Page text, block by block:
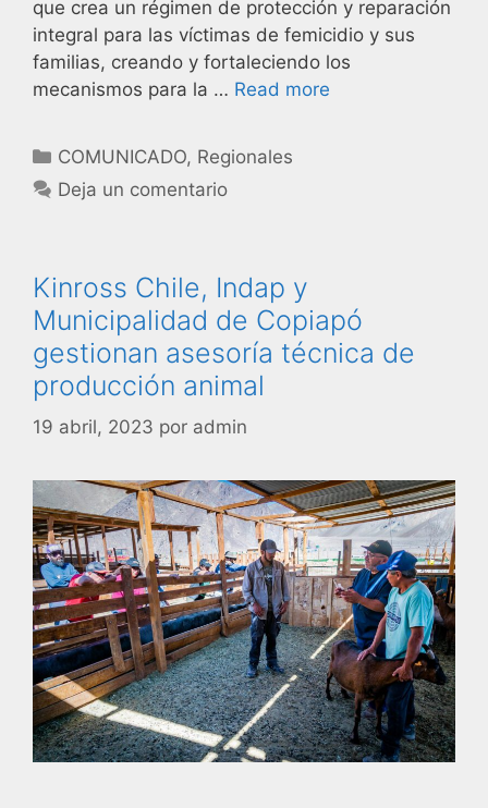
que crea un régimen de protección y reparación
integral para las víctimas de femicidio y sus
familias, creando y fortaleciendo los
mecanismos para la … Read more
COMUNICADO, Regionales
Deja un comentario
Kinross Chile, Indap y
Municipalidad de Copiapó
gestionan asesoría técnica de
producción animal
19 abril, 2023 por admin